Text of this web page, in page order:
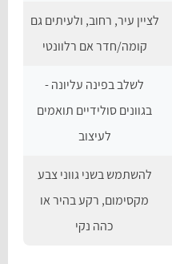
לציין עיר, רחוב, ולעיתים גם
קומה/חדר אם רלוונטי
לשלב בפינה עליונה -
בגוונים סולידיים תואמים
לעיצוב
להשתמש בשני גווני צבע
מקסימום, רקע בהיר או
כהה נקי